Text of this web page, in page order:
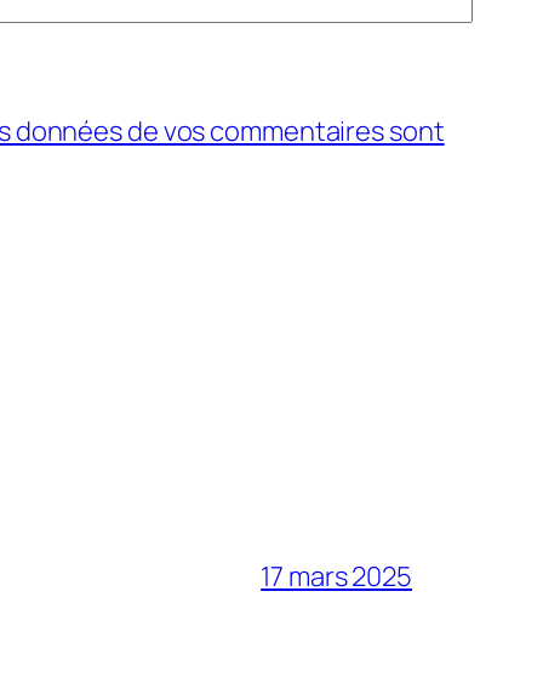
données de vos commentaires sont
17 mars 2025